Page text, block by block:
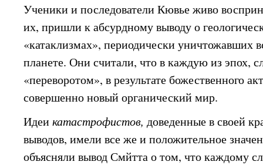
Ученики и последователи Кювье живо
их, пришли к абсурдному выводу о
«катаклизмах», периодически уничтожавших
планете. Они считали, что в каждую из эпох,
«переворотом», в результате божественного
совершенно новый органический мир.
Идеикатастрофистов, доведенные в своей
выводов, имели все же и положительное
объясняли вывод Смйтта о том, что каждому